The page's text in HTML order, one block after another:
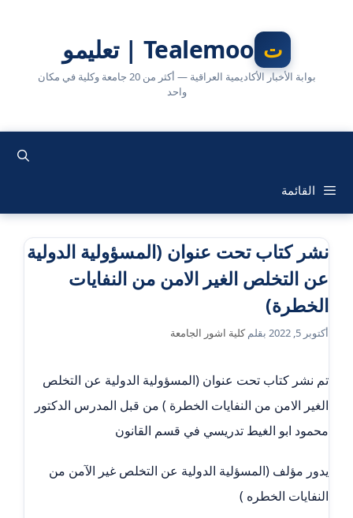
Tealemoo | تعليمو
بوابة الأخبار الأكاديمية العراقية — أكثر من 20 جامعة وكلية في مكان
واحد
القائمة
نشر كتاب تحت عنوان (المسؤولية الدولية
عن التخلص الغير الامن من النفايات
الخطرة)
أكتوبر 5, 2022 بقلمكلية اشور الجامعة
تم نشر كتاب تحت عنوان (المسؤولية الدولية عن التخلص
الغير الامن من النفايات الخطرة ) من قبل المدرس الدكتور
محمود ابو الغيط تدريسي في قسم القانون
يدور مؤلف (المسؤلية الدولية عن التخلص غير الآمن من
النفايات الخطره )